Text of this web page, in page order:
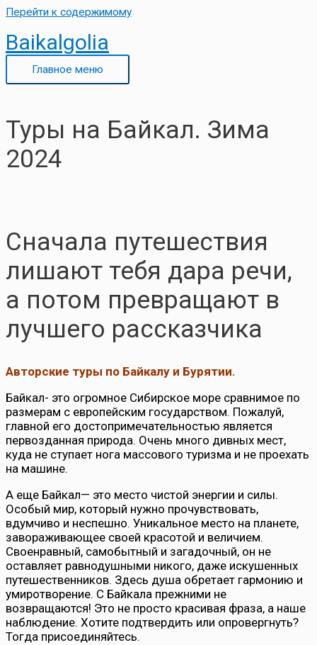
Перейти к содержимому
Baikalgolia
Главное меню
Туры на Байкал. Зима
2024
Сначала путешествия
лишают тебя дара речи,
а потом превращают в
лучшего рассказчика
Авторские туры по Байкалу и Бурятии.
Байкал- это огромное Сибирское море сравнимое по
размерам с европейским государством. Пожалуй,
главной его достопримечательностью является
первозданная природа. Очень много дивных мест,
куда не ступает нога массового туризма и не проехать
на машине.
А еще Байкал— это место чистой энергии и силы.
Особый мир, который нужно прочувствовать,
вдумчиво и неспешно. Уникальное место на планете,
завораживающее своей красотой и величием.
Своенравный, самобытный и загадочный, он не
оставляет равнодушными никого, даже искушенных
путешественников. Здесь душа обретает гармонию и
умиротворение. С Байкала прежними не
возвращаются! Это не просто красивая фраза, а наше
наблюдение. Хотите подтвердить или опровергнуть?
Тогда присоединяйтесь.